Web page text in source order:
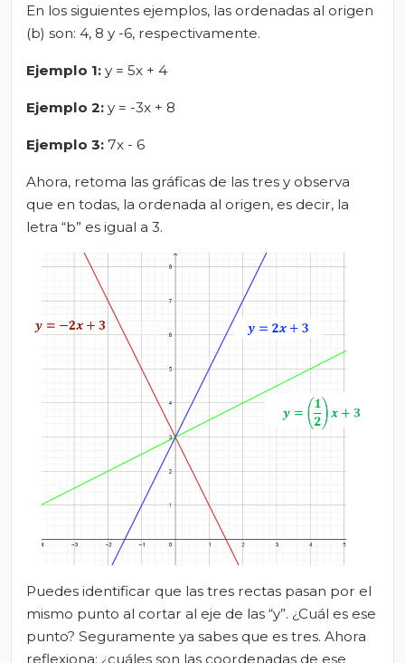
En los siguientes ejemplos, las ordenadas al origen
(b) son: 4, 8 y -6, respectivamente.
Ejemplo 1: y = 5x + 4
Ejemplo 2: y = -3x + 8
Ejemplo 3: 7x - 6
Ahora, retoma las gráficas de las tres y observa
que en todas, la ordenada al origen, es decir, la
letra “b” es igual a 3.
Puedes identificar que las tres rectas pasan por el
mismo punto al cortar al eje de las “y”. ¿Cuál es ese
punto? Seguramente ya sabes que es tres. Ahora
reflexiona: ¿cuáles son las coordenadas de ese